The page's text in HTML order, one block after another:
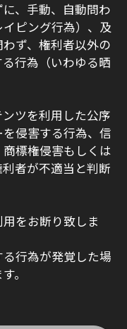
、手動、自動問わ
ピング行為）、及
ず、権利者以外の
行為（いわゆる晒
ツを利用した公序
侵害する行為、信
標権侵害もしくは
者が不適当と判断
をお断り致しま
行為が発覚した場
。